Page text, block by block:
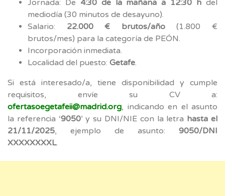
Jornada: De 4:30 de la mañana a 12:30 h del
mediodía (30 minutos de desayuno).
Salario: 22.000 € brutos/año(1.800 €
brutos/mes) para la categoría de PEÓN.
Incorporación inmediata.
Localidad del puesto: Getafe.
Si está interesado/a, tiene disponibilidad y cumple
requisitos, envíe su CV a:
ofertasoegetafeii@madrid.org, indicando en el asunto
la referencia ‘9050’ y su DNI/NIE con la letra hasta el
21/11/2025, ejemplo de asunto: 9050/DNI
XXXXXXXXL.